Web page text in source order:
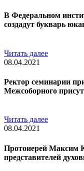
В Федеральном
создадут букварь
Читать далее
08.04.2021
Ректор семинарии
Межсоборного
Читать далее
08.04.2021
Протоиерей Максим
представителей